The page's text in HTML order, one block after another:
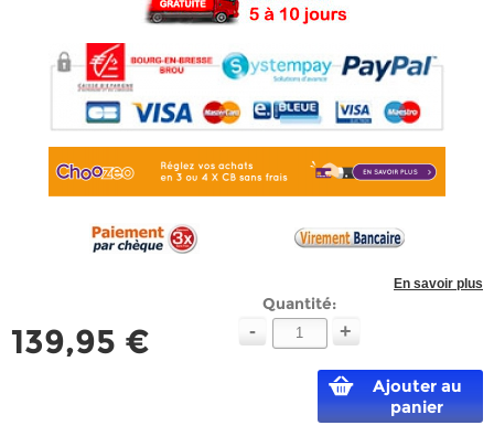
En savoir plus
139,95 €
Quantité:
- +
Ajouter au
panier